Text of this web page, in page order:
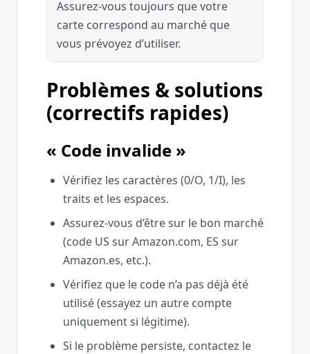
Assurez‑vous toujours que votre
carte correspond au marché que
vous prévoyez d’utiliser.
Problèmes & solutions
(correctifs rapides)
« Code invalide »
Vérifiez les caractères (0/O, 1/I), les
traits et les espaces.
Assurez‑vous d’être sur le bon marché
(code US sur Amazon.com, ES sur
Amazon.es, etc.).
Vérifiez que le code n’a pas déjà été
utilisé (essayez un autre compte
uniquement si légitime).
Si le problème persiste, contactez le